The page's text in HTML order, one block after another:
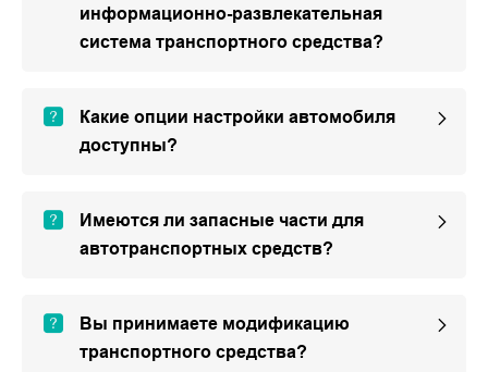
информационно-развлекательная
система транспортного средства?
Какие опции настройки автомобиля
доступны?
Имеются ли запасные части для
автотранспортных средств?
Вы принимаете модификацию
транспортного средства?